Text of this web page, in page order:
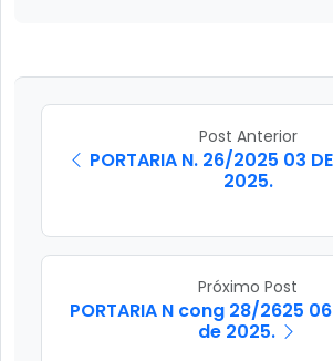
Post Anterior
PORTARIA N. 26/2025 03
2025.
Próximo Post
PORTARIA N cong 28/2625
de 2025.